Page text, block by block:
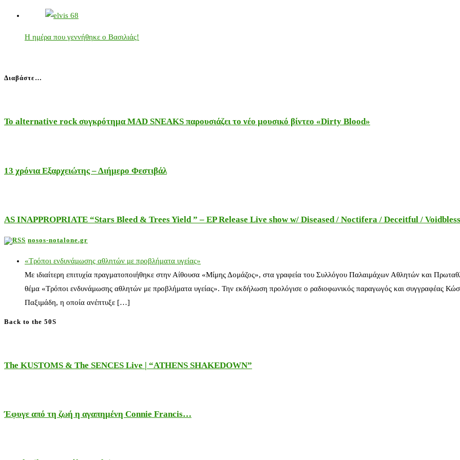
Η ημέρα που γεννήθηκε ο Βασιλιάς!
Διαβάστε…
Το alternative rock συγκρότημα MAD SNEAKS παρουσιάζει το νέο μουσικό βίντεο «Dirty Blood»
13 χρόνια Εξαρχειώτης – Διήμερο Φεστιβάλ
AS INAPPROPRIATE “Stars Bleed & Trees Yield ” – EP Release Live show w/ Diseased / Noctifera / Deceitful /
nosos-notalone.gr
«Τρόποι ενδυνάμωσης αθλητών με προβλήματα υγείας»
Με ιδιαίτερη επιτυχία πραγματοποιήθηκε στην Αίθουσα «Μίμης Δομάζος», στα γραφεία του Συλλόγου Παλαιμάχων Αθλητών και
θέμα «Τρόποι ενδυνάμωσης αθλητών με προβλήματα υγείας». Την εκδήλωση προλόγισε ο ραδιοφωνικός παραγωγός και συγγραφέας
Παξιμάδη, η οποία ανέπτυξε […]
Back to the 50S
The KUSTOMS & The SENCES Live | “ATHENS SHAKEDOWN”
Έφυγε από τη ζωή η αγαπημένη Connie Francis…